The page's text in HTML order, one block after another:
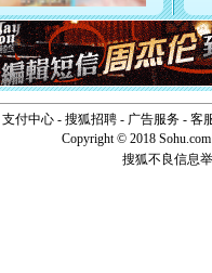
[元旦]
起；二是
离。水晶
[元旦]当
泣，这痛
卖了。水
[春节] 风
颜！冬去
道一声平
支付中心- 搜狐招聘- 广告服务- 客
Copyright © 2018
搜狐不良信息